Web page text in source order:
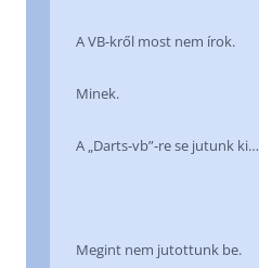
A VB-kről most nem írok.
Minek.
A „Darts-vb”-re se jutunk ki…
Megint nem jutottunk be.